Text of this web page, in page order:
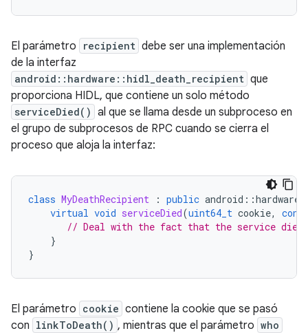
El parámetro recipient debe ser una implementación
de la interfaz
android::hardware::hidl_death_recipient que
proporciona HIDL, que contiene un solo método
serviceDied() al que se llama desde un subproceso en
el grupo de subprocesos de RPC cuando se cierra el
proceso que aloja la interfaz:
class MyDeathRecipient : public android ::hardware
virtual void serviceDied(uint64_t cookie,
// Deal with the fact that the service died
}
}
El parámetro cookie contiene la cookie que se pasó
con linkToDeath() , mientras que el parámetro who